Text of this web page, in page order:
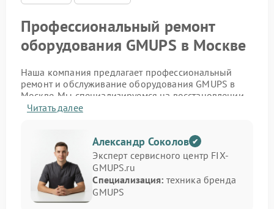
Профессиональный ремонт
оборудования GMUPS в Москве
Наша компания предлагает профессиональный
ремонт и обслуживание оборудования GMUPS в
Москве. Мы специализируемся на восстановлении
источников бесперебойного питания,
подаёт ошибку — наши инженеры проведут точную
диагностику и устранят проблему с гарантией
качества.
Мы обслуживаем как бытовые, так и
промышленные модели, обеспечивая полное
Читать далее
Александр Соколов
Эксперт сервисного центр FIX-
GMUPS.ru
Специализация: техника бренда
GMUPS